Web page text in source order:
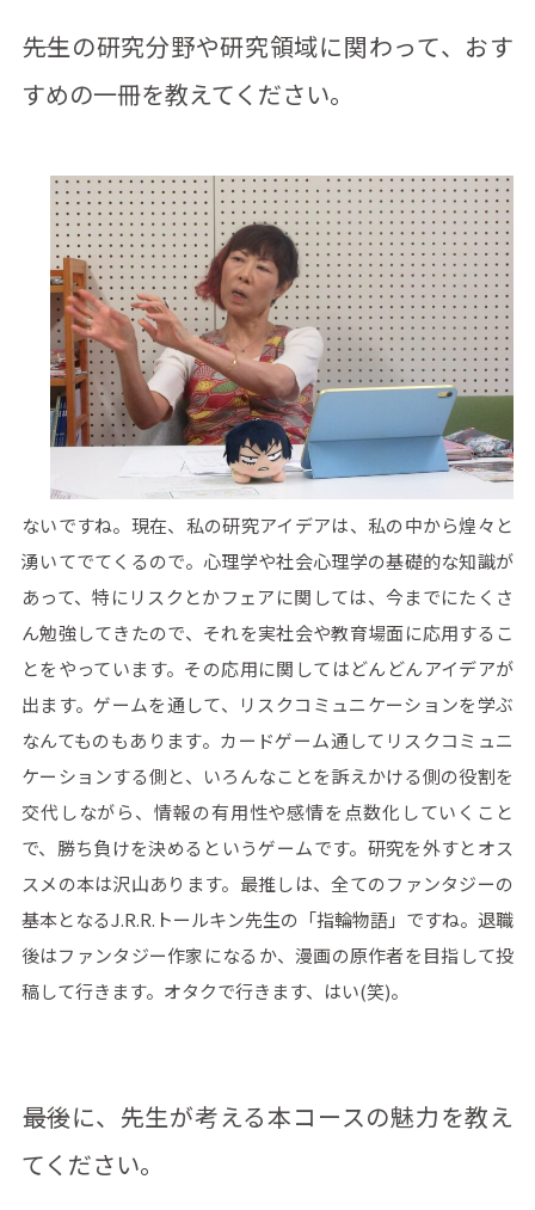
――先生の研究分野や研究領域に関わって、おす
すめの一冊を教えてください。
ないですね。現在、私の研究アイデアは、私の中から煌々と
湧いてでてくるので。心理学や社会心理学の基礎的な知識が
あって、特にリスクとかフェアに関しては、今までにたくさ
ん勉強してきたので、それを実社会や教育場面に応用するこ
とをやっています。その応用に関してはどんどんアイデアが
出ます。ゲームを通して、リスクコミュニケーションを学ぶ
なんてものもあります。カードゲーム通してリスクコミュニ
ケーションする側と、いろんなことを訴えかける側の役割を
交代しながら、情報の有用性や感情を点数化していくこと
で、勝ち負けを決めるというゲームです。研究を外すとオス
スメの本は沢山あります。最推しは、全てのファンタジーの
基本となるJ.R.R.トールキン先生の「指輪物語」ですね。退職
後はファンタジー作家になるか、漫画の原作者を目指して投
稿して行きます。オタクで行きます、はい(笑)。
――最後に、先生が考える本コースの魅力を教え
てください。